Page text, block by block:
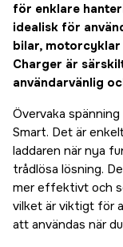
för enklare
idealisk för
bilar, motorcyklar
Charger är
användarvänlig
Övervaka
Smart. Det är
laddaren när nya
trådlösa lösning.
mer effektivt och
vilket är viktigt för
att användas när